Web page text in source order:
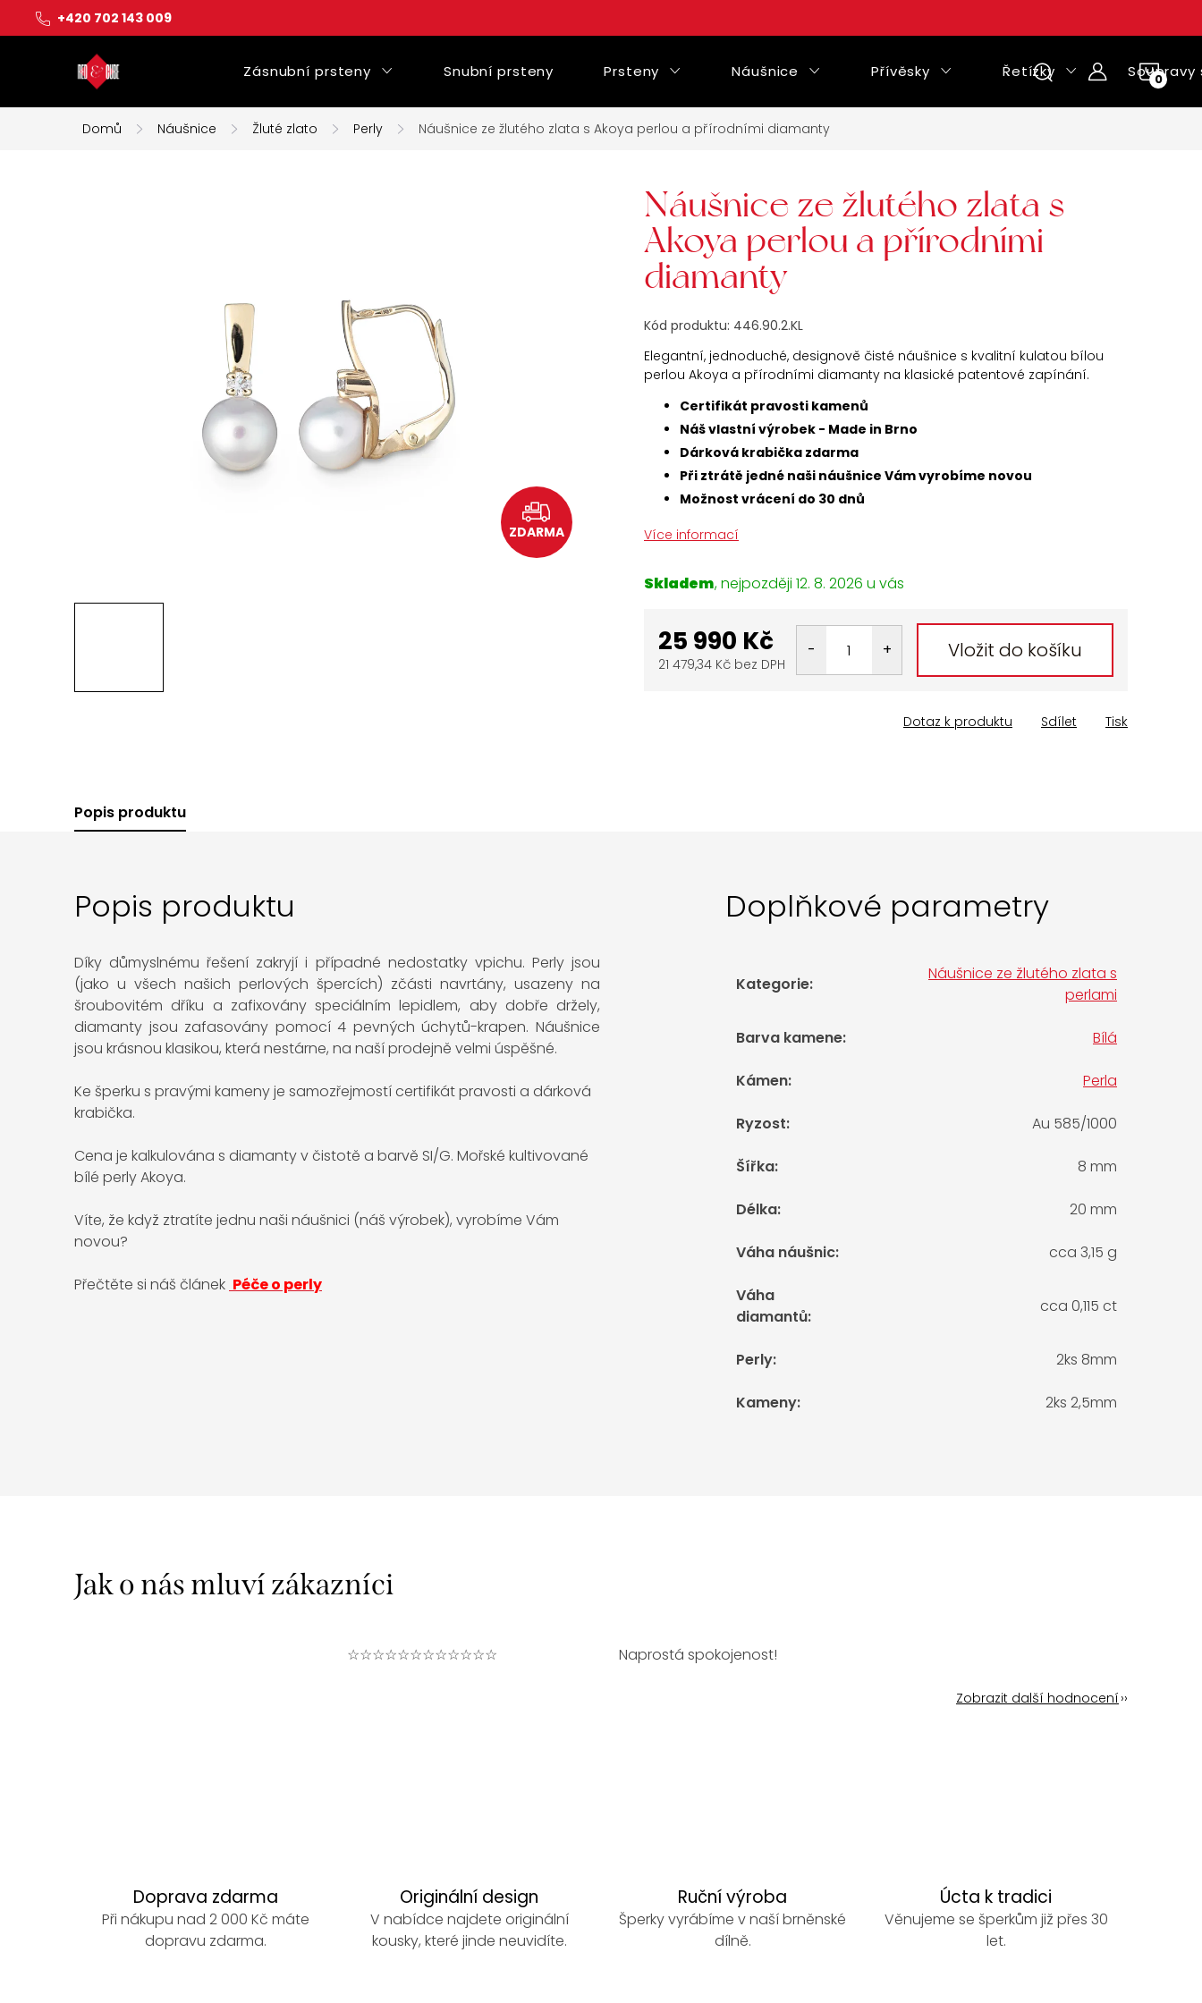
na
+420 702 143 009
NÁKUPNÍ
Zásnubní prsteny Snubní prsteny Prsteny Náušnice Přívěsky Řetízky Soupravy
Domů Náušnice Žluté zlato Perly Náušnice ze žlutého zlata s Akoya perlou a přírodními diamanty
ZDARMA
Náušnice ze žlutého zlata s
Akoya perlou a přírodními
diamanty
Kód produktu: 446.90.2.KL
Elegantní, jednoduché, designově čisté náušnice s kvalitní kulatou bílou
perlou Akoya a přírodními diamanty na klasické patentové zapínání.
Certifikát pravosti kamenů
Náš vlastní výrobek - Made in Brno
Dárková krabička zdarma
Při ztrátě jedné naši náušnice Vám vyrobíme novou
Možnost vrácení do 30 dnů
Více informací
Skladem 12. 8. 2026
25 990 Kč
21 479,34 Kč bez DPH
Vložit do košíku
Tisk
Dotaz k produktu Sdílet
Popis produktu
Popis produktu
Díky důmyslnému řešení zakryjí i případné nedostatky vpichu. Perly jsou
(jako u všech našich perlových špercích) zčásti navrtány, usazeny na
šroubovitém dříku a zafixovány speciálním lepidlem, aby dobře držely,
diamanty jsou zafasovány pomocí 4 pevných úchytů-krapen. Náušnice
jsou krásnou klasikou, která nestárne, na naší prodejně velmi úspěšné.
Ke šperku s pravými kameny je samozřejmostí certifikát pravosti a dárková
krabička.
Cena je kalkulována s diamanty v čistotě a barvě SI/G. Mořské kultivované
bílé perly Akoya.
Víte, že když ztratíte jednu naši náušnici (náš výrobek), vyrobíme Vám
novou?
Přečtěte si náš článek Péče o perly
Doplňkové parametry
Kategorie:
Náušnice ze žlutého zlata s
perlami
Barva kamene: Bílá
Kámen: Perla
Ryzost: Au 585/1000
Šířka: 8 mm
Délka: 20 mm
Váha náušnic: cca 3,15 g
Váha
diamantů:
cca 0,115 ct
Perly: 2ks 8mm
Kameny: 2ks 2,5mm
☆☆☆☆☆☆☆☆☆☆☆☆ Naprostá spokojenost!
Zobrazit další hodnocení
Doprava zdarma
Při nákupu nad 2 000 Kč máte
dopravu zdarma.
Originální design
V nabídce najdete originální
kousky, které jinde neuvidíte.
Ruční výroba
Šperky vyrábíme v naší brněnské
dílně.
Úcta k tradici
Věnujeme se šperkům již přes 30
let.